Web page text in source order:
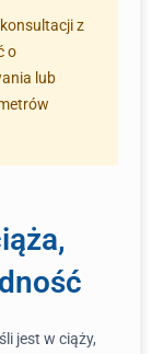
z
o
lub
jest w ciąży,